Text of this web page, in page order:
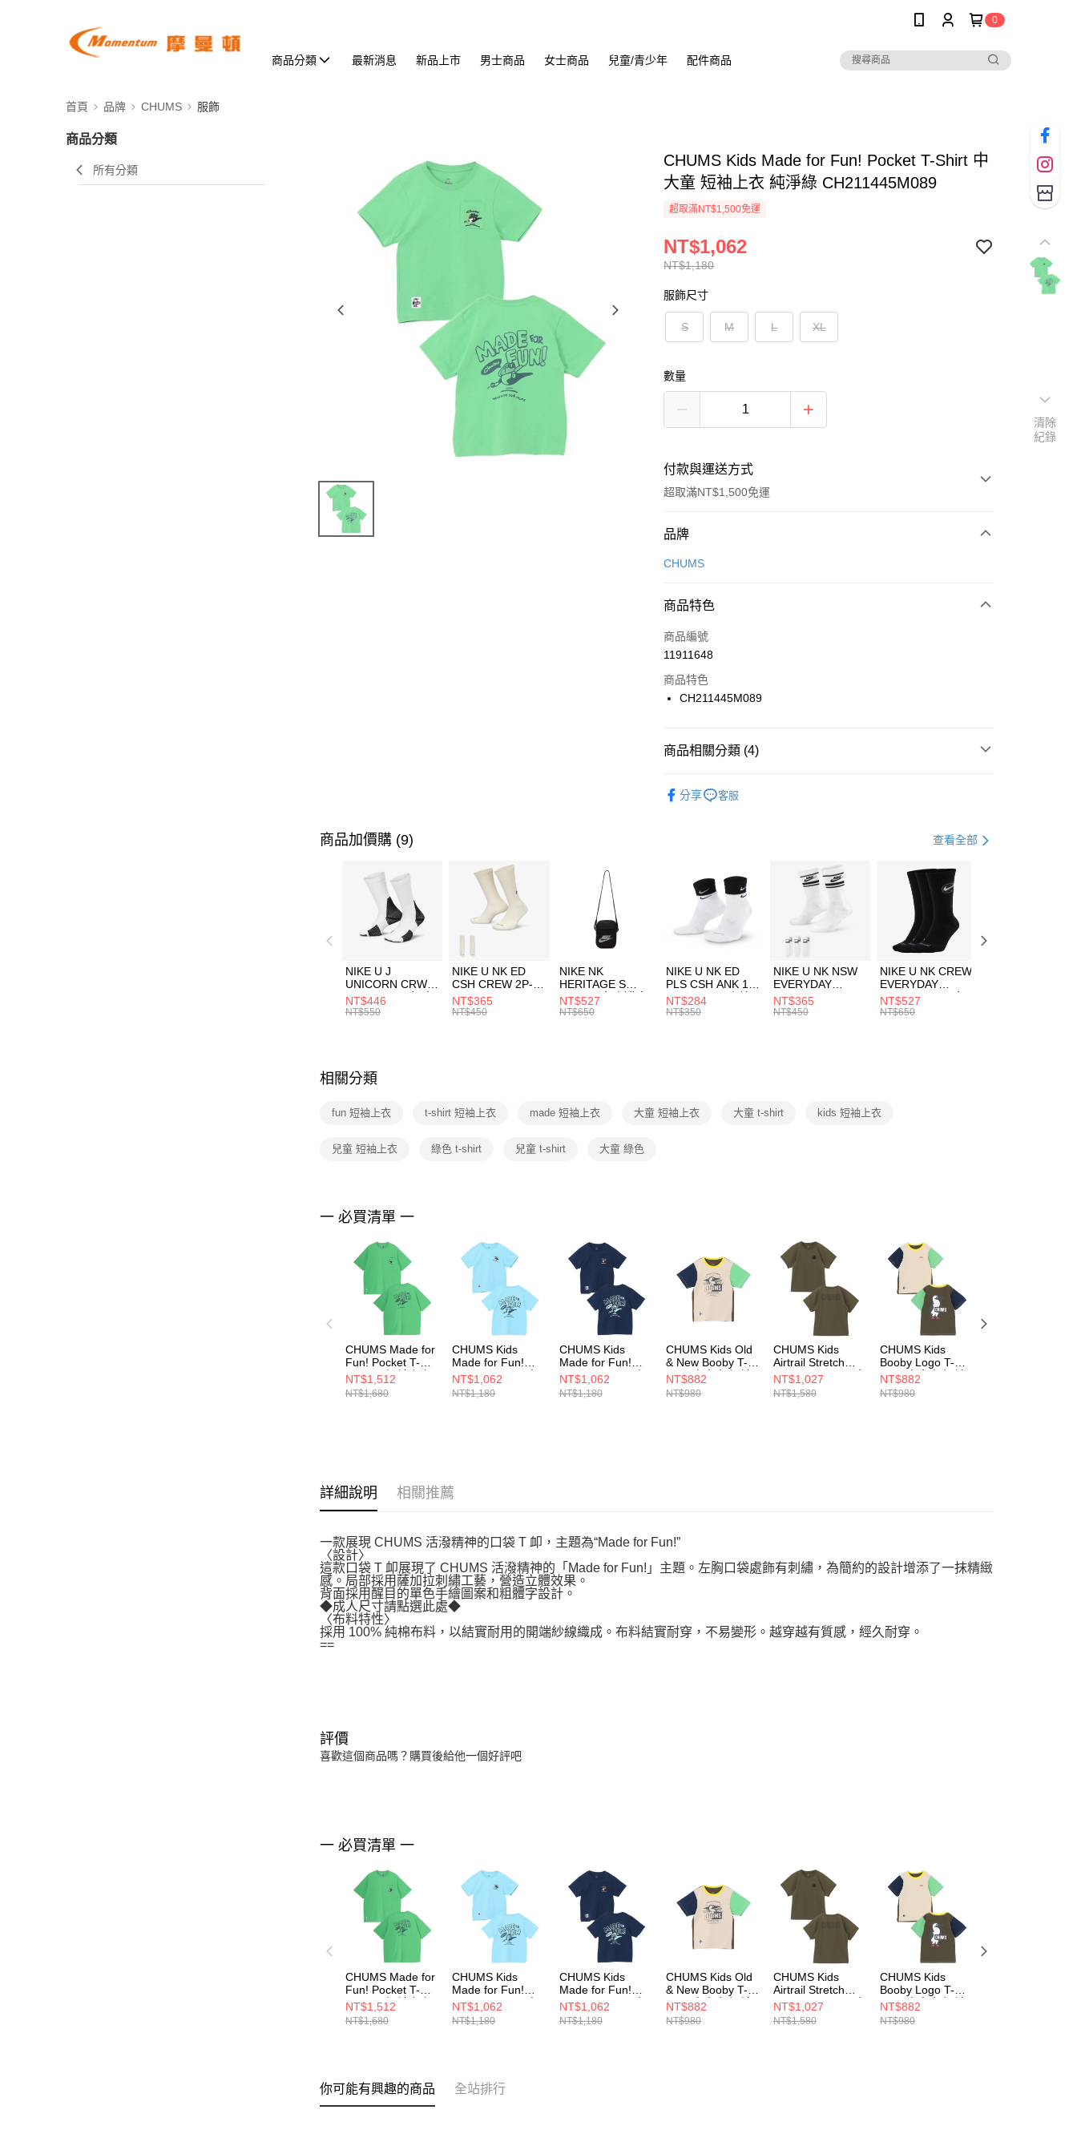
0
商品分類 最新消息 新品上市 男士商品 女士商品 兒童/青少年 配件商品
首頁 品牌 CHUMS 服飾
商品分類
所有分類
CHUMS Kids Made for Fun! Pocket T-Shirt 中
大童 短袖上衣 純淨綠 CH211445M089
超取滿NT$1,500免運
NT$1,180
NT$1,062
服飾尺寸
S M L XL
數量
付款與運送方式
超取滿NT$1,500免運
付款方式
信用卡一次付款
合作金庫商業銀行
華南商業銀行
上海商業儲蓄銀行
國泰世華商業銀行
聯邦商業銀行
台新國際商業銀行
LINE Pay
Apple Pay
【關於「AFTEE先享後付」】
３．安心：先確認商品／服務後，再付款。
【「AFTEE先享後付」結帳流程】
１．於結帳方式選擇「AFTEE先享後付」後，將跳轉至「AFTEE先享後
付」結帳頁面，進行簡訊認證並確認金額後，即可完成結帳。
２．訂單成立數日內，您將收到繳費通知簡訊。
３．收到繳費通知簡訊後14天內，點擊此簡訊中的連結，可透過四大超商
／ATM／網路銀行／等多元方式進行付款，方視為交易完成。
※ 請注意：結帳手續完成當下不需立刻繳費，但若您需要取消訂單，請聯
絡購買商品的店家。未經商家同意取消之訂單仍視為有效，需透過AFTEE
先享後付繳納相關費用。
交易，需依本服務之必要範圍內提供個人資料，並將交易相關給付款項請
結果請求用戶進行身份認證。
５．嚴禁一人註冊多個帳號或使用他人資訊註冊。若發現惡意使用之情
形，恩沛科技股份有限公司將有權停止該用戶之使用額度並採取法律行
動。
每筆NT$100，滿NT$1,500(含以上)免運費
每筆NT$100，滿NT$1,500(含以上)免運費
付款後門市自取
每筆NT$100，滿NT$1,500(含以上)免運費
品牌
CHUMS
商品特色
商品編號
11911648
商品特色
CH211445M089
商品相關分類 (4)
分享 客服
商品加價購 (9) 查看全部
NIKE U J
UNICORN CRW
1PR -160 男女 中
統襪 FZ3393100
NT$446
NT$550
NIKE U NK ED
CSH CREW 2P-
144 EMBRDY 男
女 短統襪
NT$365
NT$450
NIKE NK
HERITAGE S
SMIT 男女 側背包
BA5871010
NT$527
NT$650
NIKE U NK ED
PLS CSH ANK 1P
144 DBL 男 中統
襪 DH4058104
NT$284
NT$350
NIKE U NK NSW
EVERYDAY
ESSENTIAL CR
男女 短統襪
NT$365
NT$450
NIKE U NK CREW
EVERYDAY
BBALL 3PR 男女
長統襪
NT$527
NT$650
相關分類
fun 短袖上衣 t-shirt 短袖上衣 made 短袖上衣 大童 短袖上衣 大童 t-shirt kids 短袖上衣
兒童 短袖上衣 綠色 t-shirt 兒童 t-shirt 大童 綠色
一 必買清單 一
CHUMS Made for
Fun! Pocket T-
Shirt 男 短袖上衣
純淨綠
CH012746M089
NT$1,512
NT$1,680
CHUMS Kids
Made for Fun!
Pocket T-Shirt 中
大童 短袖上衣 淺
藍
NT$1,062
NT$1,180
CHUMS Kids
Made for Fun!
Pocket T-Shirt 中
大童 短袖上衣 深
藍
NT$1,062
NT$1,180
CHUMS Kids Old
& New Booby T-
Shirt 中大童 短袖
上衣 Green Crazy
CH211442C086
NT$882
NT$980
CHUMS Kids
Airtrail Stretch
CHUMS T-Shirt 中
大童 短袖上衣 卡
其綠
NT$1,027
NT$1,580
CHUMS Kids
Booby Logo T-
Shirt 中大童 短袖
上衣 Green Crazy
CH211282C086
NT$882
NT$980
詳細說明 相關推薦
一款展現 CHUMS 活潑精神的口袋 T 卹，主題為“Made for Fun!”
〈設計〉
這款口袋 T 卹展現了 CHUMS 活潑精神的「Made for Fun!」主題。左胸口袋處飾有刺繡，為簡約的設計增添了一抹精緻
感。局部採用薩加拉刺繡工藝，營造立體效果。
背面採用醒目的單色手繪圖案和粗體字設計。
◆成人尺寸請點選此處◆
〈布料特性〉
採用 100% 純棉布料，以結實耐用的開端紗線織成。布料結實耐穿，不易變形。越穿越有質感，經久耐穿。
==
評價
喜歡這個商品嗎？購買後給他一個好評吧
一 必買清單 一
CHUMS Made for
Fun! Pocket T-
Shirt 男 短袖上衣
純淨綠
CH012746M089
NT$1,512
NT$1,680
CHUMS Kids
Made for Fun!
Pocket T-Shirt 中
大童 短袖上衣 淺
藍
NT$1,062
NT$1,180
CHUMS Kids
Made for Fun!
Pocket T-Shirt 中
大童 短袖上衣 深
藍
NT$1,062
NT$1,180
CHUMS Kids Old
& New Booby T-
Shirt 中大童 短袖
上衣 Green Crazy
CH211442C086
NT$882
NT$980
CHUMS Kids
Airtrail Stretch
CHUMS T-Shirt 中
大童 短袖上衣 卡
其綠
NT$1,027
NT$1,580
CHUMS Kids
Booby Logo T-
Shirt 中大童 短袖
上衣 Green Crazy
CH211282C086
NT$882
NT$980
你可能有興趣的商品 全站排行
清除
紀錄